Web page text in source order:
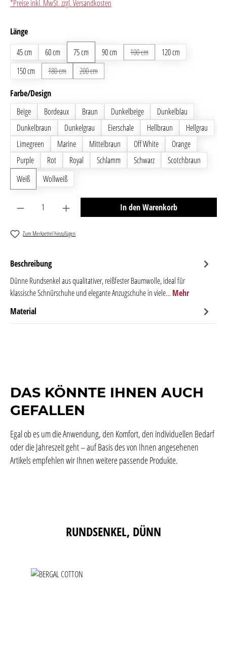
*Preise inkl. MwSt. zzgl. Versandkosten
Längeauswählen
45 cm
60 cm 75 cm 90 cm 100 cm(Diese Option ist zurzeit nicht
120 cm
150 cm
180 cm(Diese Option ist zurzeit nicht verfügbar.)
200 cm(Diese Option ist zurzeit nicht verfügbar.)
Farbe/Designauswählen
Beige
Bordeaux Braun Dunkelbeige
Dunkelblau
Dunkelbraun
Dunkelgrau Eierschale Hellbraun
Hellgrau
Limegreen
Marine Mittelbraun Off White
Orange
Purple
Rot Royal Schlamm Schwarz
Scotchbraun
Weiß
Wollweiß
Produkt Anzahl: Gib den gewünschten Wert ein oder
In den Warenkorb
Zum Merkzettel hinzufügen
Beschreibung
Dünne Rundsenkel aus qualitativer, reißfester Baumwolle, ideal für
klassische Schnürschuhe und elegante Anzugschuhe in viele… Mehr
Material
DAS KÖNNTE IHNEN AUCH
GEFALLEN
Egal ob es um die Anwendung, den Komfort, den individuellen Bedarf
oder die Jahreszeit geht – auf Basis des von Ihnen angesehenen
Artikels empfehlen wir Ihnen weitere passende Produkte.
Produktgalerie überspringenRUNDSENKEL, DÜNN